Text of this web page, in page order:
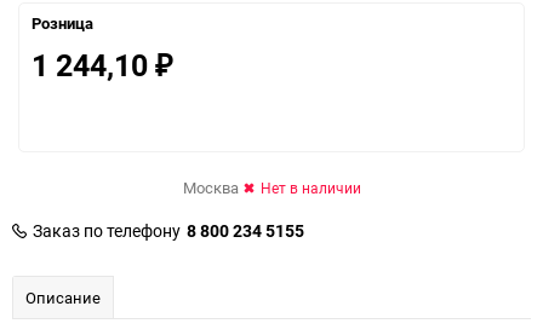
Розница
1 244,10 ₽
Москва Нет в наличии
Заказ по телефону 8 800 234 5155
Описание